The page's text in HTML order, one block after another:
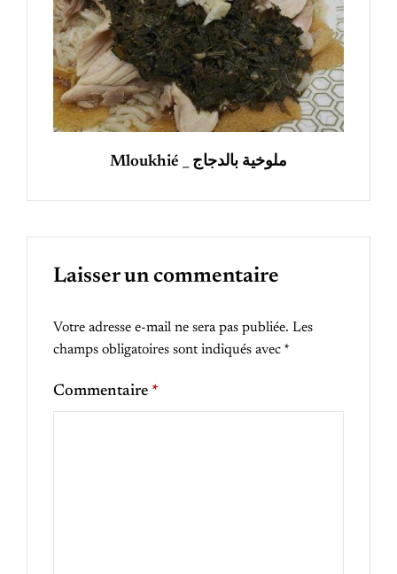
Mloukhié _ ملوخية بالدجاج
Laisser un commentaire
Votre adresse e-mail ne sera pas publiée. Les
champs obligatoires sont indiqués avec *
Commentaire *